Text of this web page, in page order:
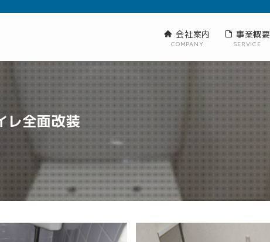
会社案内
COMPANY
事業概要
SERVICE
レ全面改装